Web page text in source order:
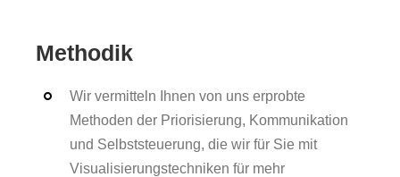
Methodik
Wir vermitteln Ihnen von uns erprobte
Methoden der Priorisierung, Kommunikation
und Selbststeuerung, die wir für Sie mit
Visualisierungstechniken für mehr